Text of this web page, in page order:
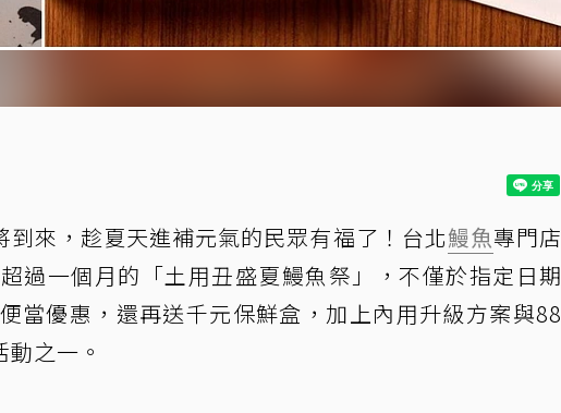
來，趁夏天進補元氣的民眾有福了！台北鰻魚專門店
過一個月的「土用丑盛夏鰻魚祭」，不僅於指定日期
當優惠，還再送千元保鮮盒，加上內用升級方案與88
之一。